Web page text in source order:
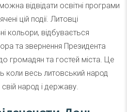
відвідати освітні програми
цій події. Литовці
кольори, відбувається
та звернення Президента
громадян та гостей міста. Це
коли весь литовський народ
народ і державу.